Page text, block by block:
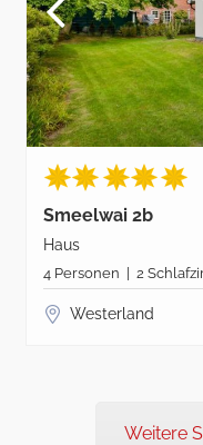
Smeelwai 2b
Haus
4 Personen | 2
Westerland
Weitere